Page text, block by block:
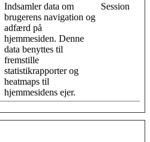
Indsamler data om
brugerens navigation og
adfærd på
hjemmesiden. Denne
data benyttes til
fremstille
statistikrapporter og
heatmaps til
hjemmesidens ejer.
Session